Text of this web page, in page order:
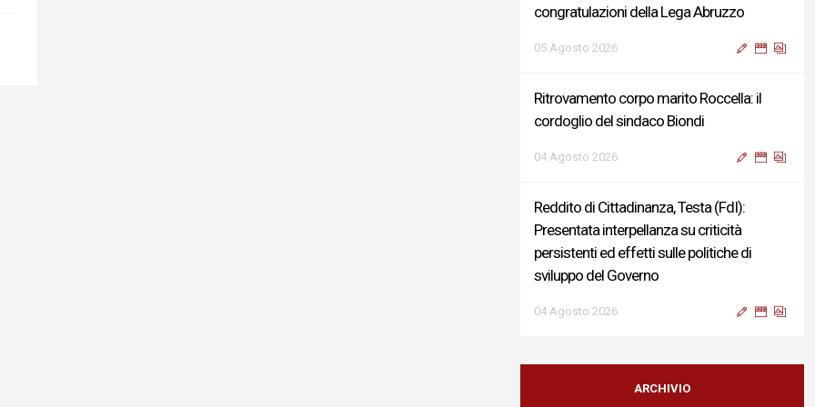
congratulazioni della Lega Abruzzo
05 Agosto 2026
Ritrovamento corpo marito Roccella: il
cordoglio del sindaco Biondi
04 Agosto 2026
Reddito di Cittadinanza, Testa (FdI):
Presentata interpellanza su criticità
persistenti ed effetti sulle politiche di
sviluppo del Governo
04 Agosto 2026
Sigismondi, Liris e Testa: “Profondo
cordoglio e vicinanza al Ministro Roccella e
ARCHIVIO